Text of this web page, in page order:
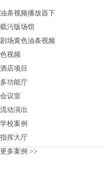
油条视频播放器下
载污版场馆
剧场黄色油条视频
色视频
酒店项目
多功能厅
会议室
流动演出
学校案例
指挥大厅
更多案例 >>